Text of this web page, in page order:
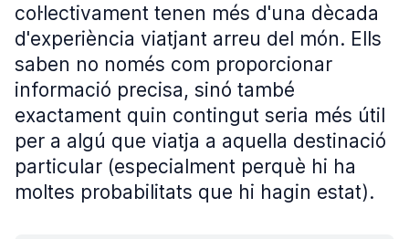
col·lectivament tenen més d'una dècada
d'experiència viatjant arreu del món. Ells
saben no només com proporcionar
informació precisa, sinó també
exactament quin contingut seria més útil
per a algú que viatja a aquella destinació
particular (especialment perquè hi ha
moltes probabilitats que hi hagin estat).